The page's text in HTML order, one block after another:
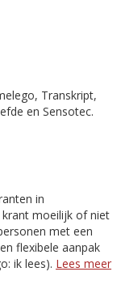
Transkript,
en Sensotec.
in
moeilijk of niet
met een
flexibele aanpak
ik lees). Lees meer